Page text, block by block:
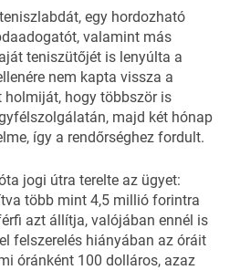
egy hordozható
valamint más
teniszütőjét is lenyúlta a
nem kapta vissza a
hogy többször is
majd két hónap
így a rendőrséghez fordult.
jogi útra terelte az ügyet:
több mint 4,5 millió forintra
azt állítja, valójában ennél is
felszerelés hiányában az óráit
óránként 100 dolláros, azaz